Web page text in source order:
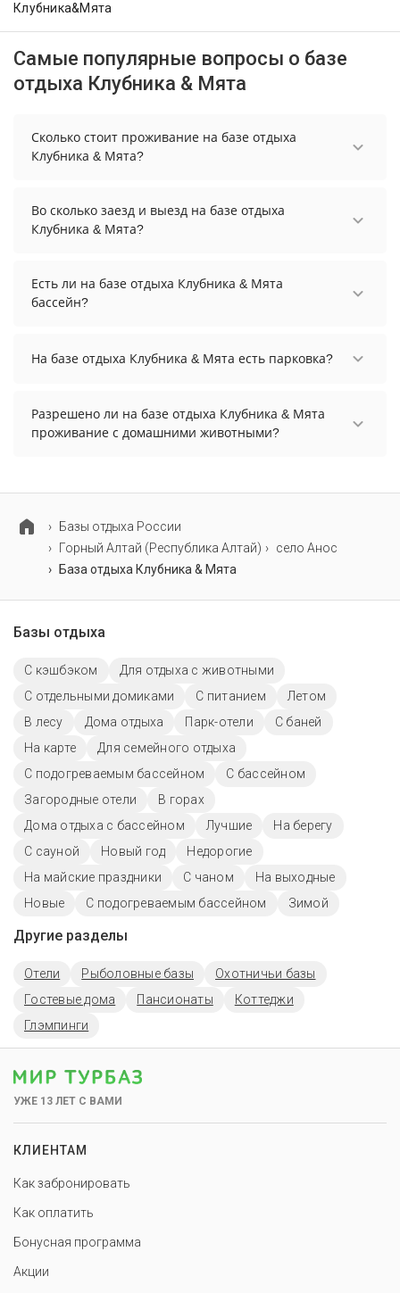
Клубника&Мята
Самые популярные вопросы о базе
отдыха Клубника & Мята
Сколько стоит проживание на базе отдыха
Клубника & Мята?
& Мята начинается от 8400 рублей. Чтобы
увидеть актуальные цены на проживание,
Во сколько заезд и выезд на базе отдыха
Клубника & Мята?
осуществить до 11:00.
Есть ли на базе отдыха Клубника & Мята
бассейн?
бассейн. Площадь: 18 м², глубина: 120 см.
На базе отдыха Клубника & Мята есть парковка?
Разрешено ли на базе отдыха Клубника & Мята
проживание с домашними животными?
Базы отдыха России
Горный Алтай (Республика Алтай)
село Анос
База отдыха Клубника & Мята
Базы отдыха
С кэшбэком
Для отдыха с животными
С отдельными домиками
С питанием
Летом
В лесу
Дома отдыха Парк-отели
С баней
На карте
Для семейного отдыха
С подогреваемым бассейном
С бассейном
Загородные отели
В горах
Дома отдыха с бассейном
Лучшие
На берегу
С сауной
Новый год
Недорогие
На майские праздники
С чаном
На выходные
Новые
С подогреваемым бассейном Зимой
Другие разделы
Отели Рыболовные базы
Охотничьи базы
Гостевые дома
Пансионаты
Коттеджи
Глэмпинги
УЖЕ 13 ЛЕТ С ВАМИ
КЛИЕНТАМ
Как забронировать
Как оплатить
Бонусная программа
Акции